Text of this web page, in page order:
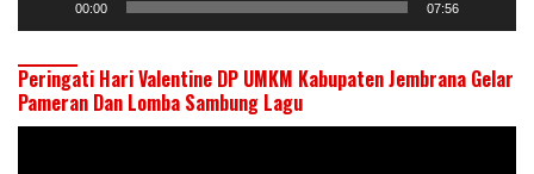
00:00 07:56
Peringati Hari Valentine DP UMKM Kabupaten Jembrana Gelar
Pameran Dan Lomba Sambung Lagu